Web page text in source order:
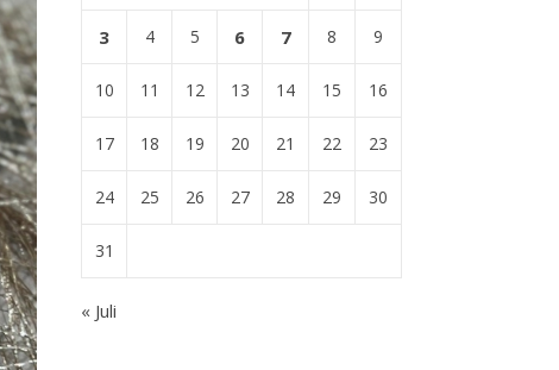
3 4 5 6 7 8 9
10 11 12 13 14 15 16
17 18 19 20 21 22 23
24 25 26 27 28 29 30
31
« Juli